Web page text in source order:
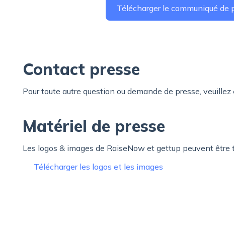
Télécharger le communiqué de
Contact presse
Pour toute autre question ou demande de presse,
Matériel de presse
Les logos & images de RaiseNow et gettup peuvent être
Télécharger les logos et les images